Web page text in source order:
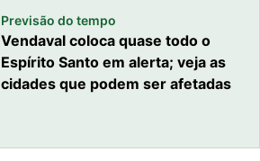
Previsão do tempo
Vendaval coloca quase todo o
Espírito Santo em alerta; veja as
cidades que podem ser afetadas